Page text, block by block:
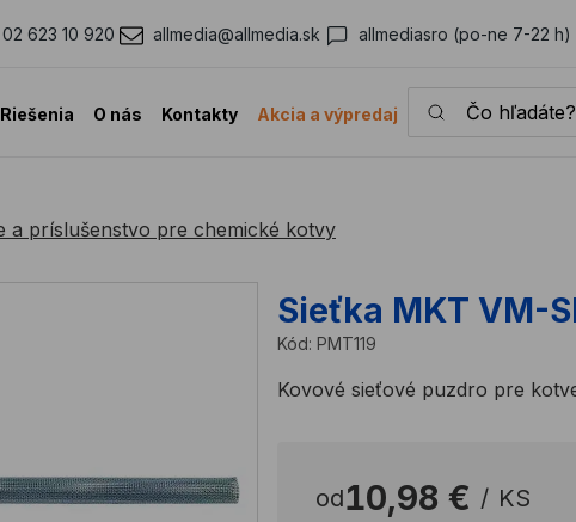
02 623 10 920 allmedia@allmedia.sk allmediasro (po-ne 7-22 h)
Riešenia O nás Kontakty Akcia a výpredaj
Čo hľadáte?
a príslušenstvo pre chemické kotvy
Sieťka MKT VM-
Kód: PMT119
Kovové sieťové puzdro pre
od10,98 € / KS